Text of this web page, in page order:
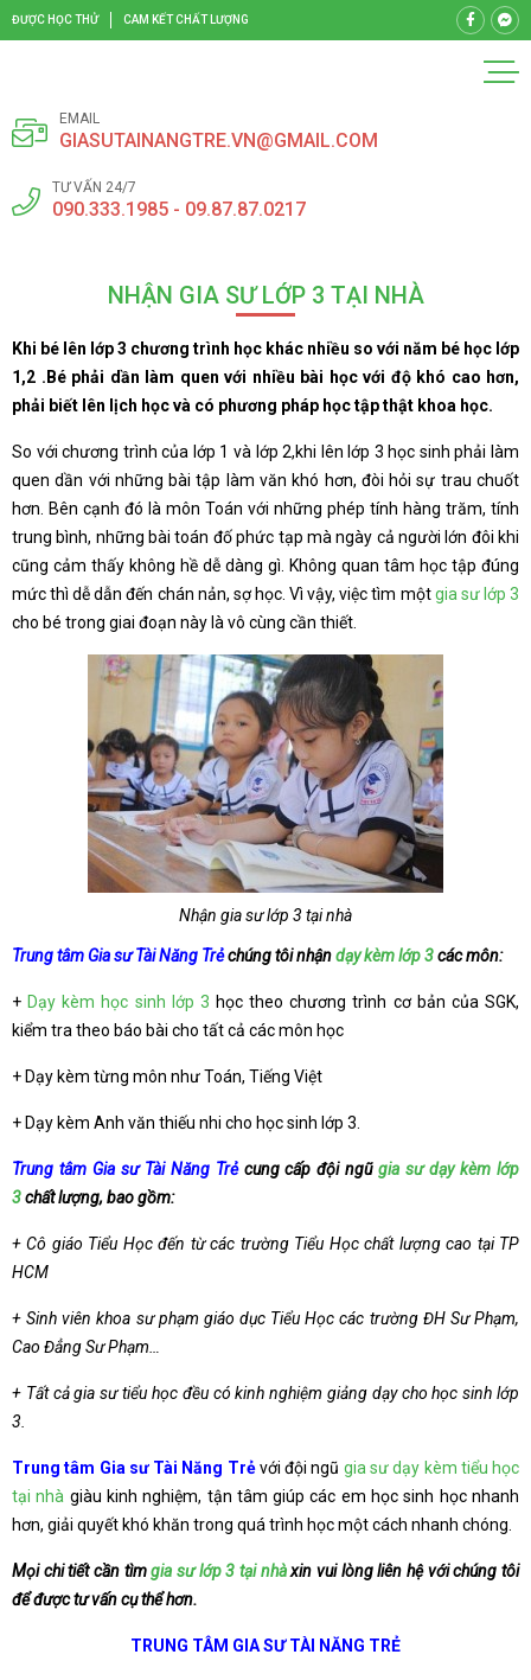
ĐƯỢC HỌC THỬ CAM KẾT CHẤT LƯỢNG
EMAIL
GIASUTAINANGTRE.VN@GMAIL.COM
TƯ VẤN 24/7
090.333.1985 - 09.87.87.0217
NHẬN GIA SƯ LỚP 3 TẠI NHÀ
Khi bé lên lớp 3 chương trình học khác nhiều so với năm bé học lớp
1,2 .Bé phải dần làm quen với nhiều bài học với độ khó cao hơn,
phải biết lên lịch học và có phương pháp học tập thật khoa học.
So với chương trình của lớp 1 và lớp 2,khi lên lớp 3 học sinh phải làm
quen dần với những bài tập làm văn khó hơn, đòi hỏi sự trau chuốt
hơn. Bên cạnh đó là môn Toán với những phép tính hàng trăm, tính
trung bình, những bài toán đố phức tạp mà ngày cả người lớn đôi khi
cũng cảm thấy không hề dễ dàng gì. Không quan tâm học tập đúng
mức thì dễ dẫn đến chán nản, sợ học. Vì vậy, việc tìm mộtgia sư lớp 3
cho bé trong giai đoạn này là vô cùng cần thiết.
Nhận gia sư lớp 3 tại nhà
Trung tâm Gia sư Tài Năng Trẻchúng tôi nhậndạy kèm lớp 3các môn:
+ Dạy kèm học sinh lớp 3 học theo chương trình cơ bản của SGK,
kiểm tra theo báo bài cho tất cả các môn học
+ Dạy kèm từng môn như Toán, Tiếng Việt
+ Dạy kèm Anh văn thiếu nhi cho học sinh lớp 3.
Trung tâm Gia sư Tài Năng Trẻcung cấp đội ngũgia sư dạy kèm lớp
3chất lượng, bao gồm:
+ Cô giáo Tiểu Học đến từ các trường Tiểu Học chất lượng cao tại TP
HCM
+ Sinh viên khoa sư phạm giáo dục Tiểu Học các trường ĐH Sư Phạm,
Cao Đẳng Sư Phạm…
+ Tất cả gia sư tiểu học đều có kinh nghiệm giảng dạy cho học sinh lớp
3.
Trung tâm Gia sư Tài Năng Trẻ với đội ngũ gia sư dạy kèm tiểu học
tại nhà giàu kinh nghiệm, tận tâm giúp các em học sinh học nhanh
hơn, giải quyết khó khăn trong quá trình học một cách nhanh chóng.
Mọi chi tiết cần tìmgia sư lớp 3 tại nhàxin vui lòng liên hệ với chúng tôi
để được tư vấn cụ thể hơn.
TRUNG TÂM GIA SƯ TÀI NĂNG TRẺ